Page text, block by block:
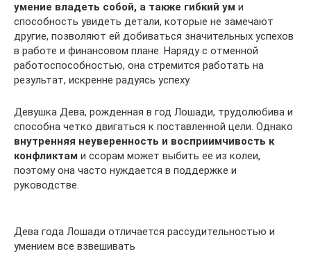
умение владеть собой, а также гибкий ум и
способность увидеть детали, которые не замечают
другие, позволяют ей добиваться значительных успехов
в работе и финансовом плане. Наряду с отменной
работоспособностью, она стремится работать на
результат, искренне радуясь успеху.
Девушка Дева, рожденная в год Лошади, трудолюбива и
способна четко двигаться к поставленной цели. Однако
внутренняя неуверенность и восприимчивость к
конфликтам и ссорам может выбить ее из колеи,
поэтому она часто нуждается в поддержке и
руководстве.
Дева года Лошади отличается рассудительностью и
умением все взвешивать